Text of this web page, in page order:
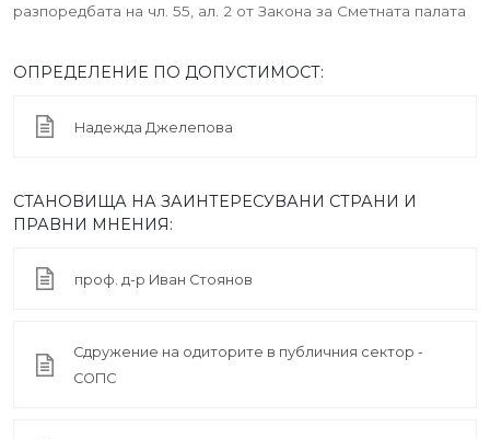
разпоредбата на чл. 55, ал. 2 от Закона за Сметната палата
ОПРЕДЕЛЕНИЕ ПО ДОПУСТИМОСТ:
Надежда Джелепова
СТАНОВИЩА НА ЗАИНТЕРЕСУВАНИ СТРАНИ И
ПРАВНИ МНЕНИЯ:
проф. д-р Иван Стоянов
Сдружение на одиторите в публичния сектор -
СОПС